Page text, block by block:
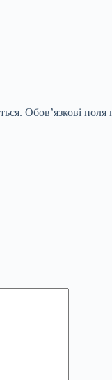
Обов’язкові поля